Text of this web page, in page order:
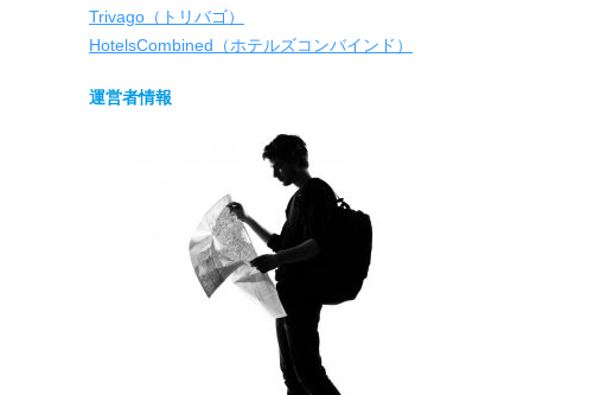
Trivago（トリバゴ）
HotelsCombined（ホテルズコンバインド）
運営者情報